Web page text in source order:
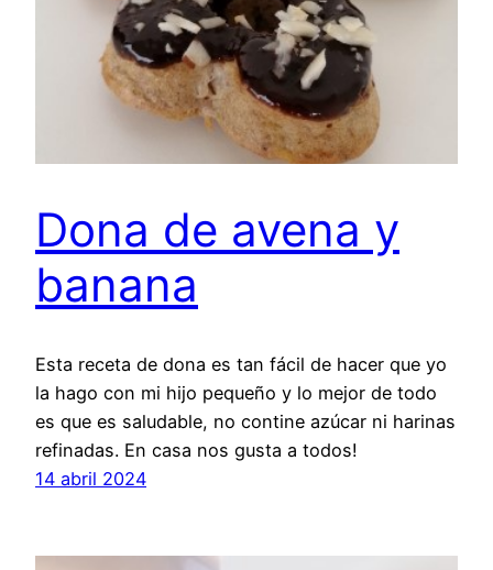
Dona de avena y
banana
Esta receta de dona es tan fácil de hacer que yo
la hago con mi hijo pequeño y lo mejor de todo
es que es saludable, no contine azúcar ni harinas
refinadas. En casa nos gusta a todos!
14 abril 2024